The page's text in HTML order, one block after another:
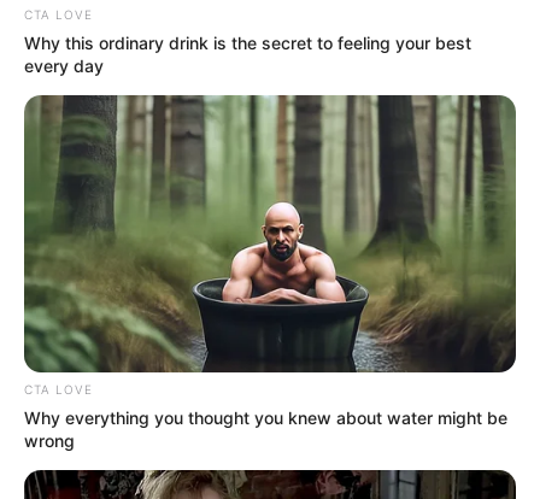
Artesanatos
Encadernação Artesanal
Filtro dos Sonhos
Lembrancinhas de Casamento
Mosaico
Patchwork
Pintura em Tecido
CTA LOVE
Why this ordinary drink is the secret to feeling your best
every day
CTA LOVE
Why everything you thought you knew about water might be
wrong